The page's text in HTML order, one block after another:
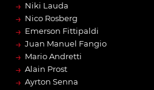
→ Niki Lauda
→ Nico Rosberg
→ Emerson Fittipaldi
→ Juan Manuel Fangio
→ Mario Andretti
→ Alain Prost
→ Ayrton Senna